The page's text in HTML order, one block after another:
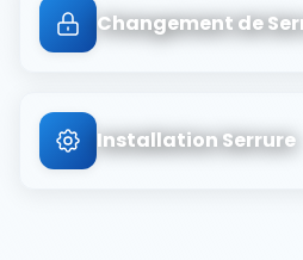
Changement de
Installation Serrure